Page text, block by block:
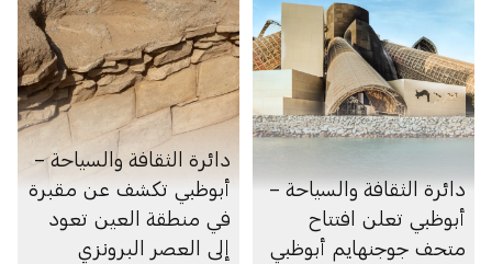
دائرة الثقافة والسياحة –
أبوظبي تعلن افتتاح
متحف جوجنهايم أبوظبي
دائرة الثقافة والسياحة –
أبوظبي تكشف عن مقبرة
في منطقة العين تعود
إلى العصر البرونزي